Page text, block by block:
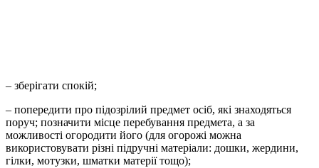
– зберігати спокій;
– попередити про підозрілий предмет осіб, які знаходяться
поруч; позначити місце перебування предмета, а за
можливості огородити його (для огорожі можна
використовувати різні підручні матеріали: дошки, жердини,
гілки, мотузки, шматки матерії тощо);